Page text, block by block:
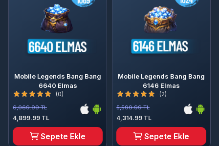
Mobile Legends Bang Bang
6640 Elmas
(0)
6,069.99 TL
4,899.99 TL
Sepete Ekle
Mobile Legends Bang Bang
6146 Elmas
(2)
5,599.99 TL
4,314.99 TL
Sepete Ekle